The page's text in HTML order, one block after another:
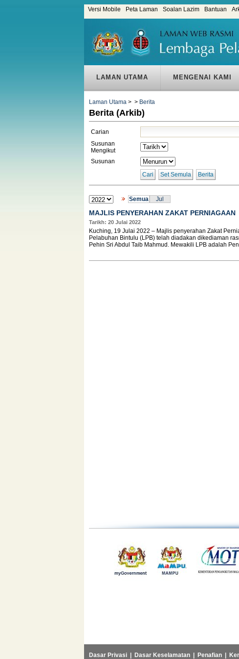
Versi Mobile Peta Laman Soalan Lazim Bantuan
LAMAN UTAMA MENGENAI KAMI
Laman Utama > > Berita
Berita (Arkib)
Carian
Susunan
Mengikut
Susunan
Cari
Set Semula Berita
Semua Jul
MAJLIS PENYERAHAN ZAKAT PERNIAGAAN
Tarikh: 20 Julai 2022
Kuching, 19 Julai 2022 – Majlis penyerahan Zakat
Pelabuhan Bintulu (LPB) telah diadakan dikediaman
Pehin Sri Abdul Taib Mahmud. Mewakili LPB adalah
Dasar Privasi Dasar Keselamatan Penafian